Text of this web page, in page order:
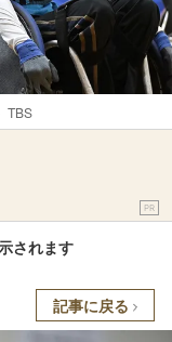
TBS
PR
されます
記事に戻る